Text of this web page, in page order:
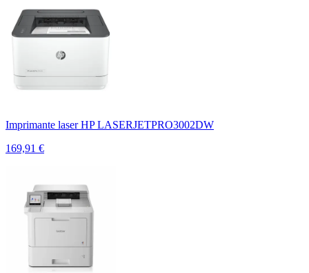
Imprimante laser HP LASERJETPRO3002DW
169,91 €